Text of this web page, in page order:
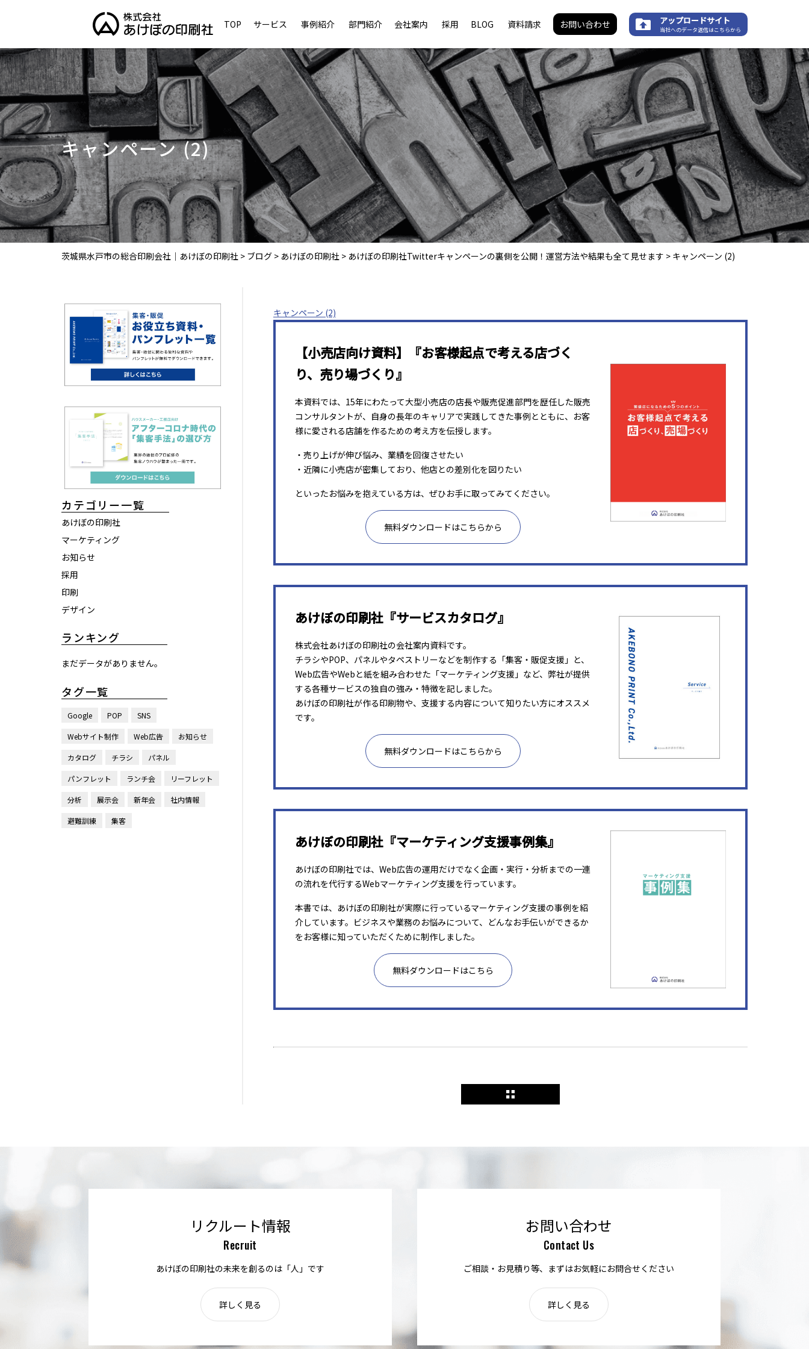
TOP サービス 事例紹介 部門紹介 会社案内 採用 BLOG 資料請求 お問い合わせ アップロードサイト
当社へのデータ送信はこちらから
キャンペーン (2)
茨城県水戸市の総合印刷会社｜あけぼの印刷社 > ブログ > あけぼの印刷社 > あけぼの印刷社Twitterキャンペーンの裏側を公開！運営方法や結果も全て見せます > キャンペーン (2)
カテゴリー一覧
あけぼの印刷社
マーケティング
お知らせ
採用
印刷
デザイン
ランキング
まだデータがありません。
タグ一覧
Google POP SNS
Webサイト制作 Web広告 お知らせ
カタログ チラシ パネル
パンフレット ランチ会 リーフレット
分析 展示会 新年会 社内情報
避難訓練 集客
キャンペーン (2)
【小売店向け資料】『お客様起点で考える店づく
り、売り場づくり』
本資料では、15年にわたって大型小売店の店長や販売促進部門を歴任した販売
コンサルタントが、自身の長年のキャリアで実践してきた事例とともに、お客
様に愛される店舗を作るための考え方を伝授します。
・売り上げが伸び悩み、業績を回復させたい
・近隣に小売店が密集しており、他店との差別化を図りたい
といったお悩みを抱えている方は、ぜひお手に取ってみてください。
無料ダウンロードはこちらから
あけぼの印刷社『サービスカタログ』
株式会社あけぼの印刷社の会社案内資料です。
チラシやPOP、パネルやタペストリーなどを制作する「集客・販促支援」と、
Web広告やWebと紙を組み合わせた「マーケティング支援」など、弊社が提供
する各種サービスの独自の強み・特徴を記しました。
あけぼの印刷社が作る印刷物や、支援する内容について知りたい方にオススメ
です。
無料ダウンロードはこちらから
あけぼの印刷社『マーケティング支援事例集』
あけぼの印刷社では、Web広告の運用だけでなく企画・実行・分析までの一連
の流れを代行するWebマーケティング支援を行っています。
本書では、あけぼの印刷社が実際に行っているマーケティング支援の事例を紹
介しています。ビジネスや業務のお悩みについて、どんなお手伝いができるか
をお客様に知っていただくために制作しました。
無料ダウンロードはこちら
リクルート情報
Recruit
あけぼの印刷社の未来を創るのは「人」です
詳しく見る
お問い合わせ
Contact Us
ご相談・お見積り等、まずはお気軽にお問合せください
詳しく見る